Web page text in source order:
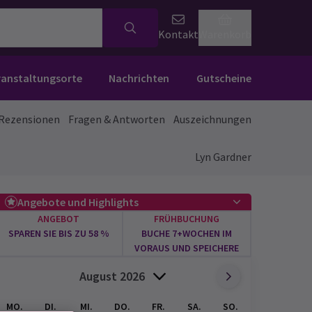
Kontakt
Nachrichten Gutscheine
Rezensionen Fragen & Antworten Auszeichnungen
Lyn Gardner
Angebote und Highlights
ANGEBOT
SPAREN SIE BIS ZU 58 %
FRÜHBUCHUNG
BUCHE 7+WOCHEN IM
VORAUS UND SPEICHERE
August 2026
MO. DI. MI. DO. FR. SA. SO.